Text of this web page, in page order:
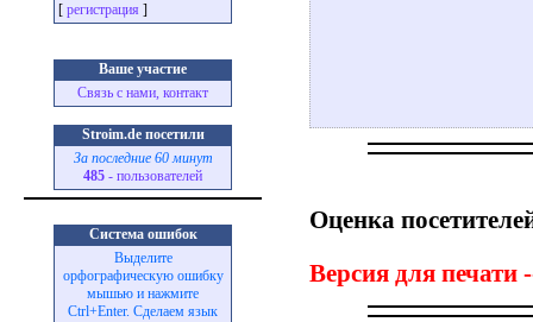
[ регистрация ]
Ваше участие
Связь с нами, контакт
Stroim.de посетили
За последние 60 минут
485 - пользователей
Система ошибок
Выделите
орфографическую ошибку
мышью и нажмите
Ctrl+Enter. Сделаем язык
Оценка
Версия для печати